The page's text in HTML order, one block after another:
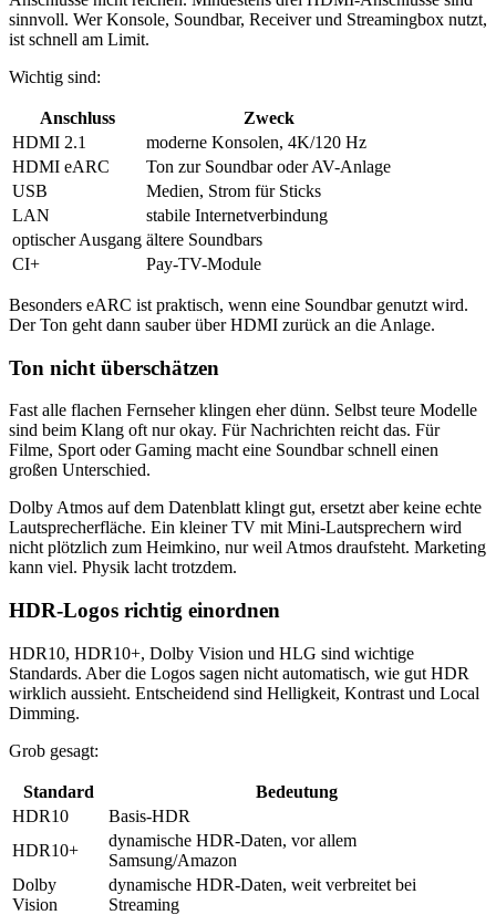
sinnvoll. Wer Konsole, Soundbar, Receiver und Streamingbox nutzt,
ist schnell am Limit.
Wichtig sind:
Anschluss
Zweck
HDMI 2.1
moderne Konsolen, 4K/120 Hz
HDMI eARC
Ton zur Soundbar oder AV-Anlage
USB
Medien, Strom für Sticks
LAN
stabile Internetverbindung
optischer Ausgang ältere Soundbars
CI+
Pay-TV-Module
Besonders eARC ist praktisch, wenn eine Soundbar genutzt wird.
Der Ton geht dann sauber über HDMI zurück an die Anlage.
Ton nicht überschätzen
Fast alle flachen Fernseher klingen eher dünn. Selbst teure Modelle
sind beim Klang oft nur okay. Für Nachrichten reicht das. Für
Filme, Sport oder Gaming macht eine Soundbar schnell einen
großen Unterschied.
Dolby Atmos auf dem Datenblatt klingt gut, ersetzt aber keine echte
Lautsprecherfläche. Ein kleiner TV mit Mini-Lautsprechern wird
nicht plötzlich zum Heimkino, nur weil Atmos draufsteht. Marketing
kann viel. Physik lacht trotzdem.
HDR-Logos richtig einordnen
HDR10, HDR10+, Dolby Vision und HLG sind wichtige
Standards. Aber die Logos sagen nicht automatisch, wie gut HDR
wirklich aussieht. Entscheidend sind Helligkeit, Kontrast und Local
Dimming.
Grob gesagt:
Standard
Bedeutung
HDR10
Basis-HDR
HDR10+
dynamische HDR-Daten, vor allem
Samsung/Amazon
Dolby
Vision
dynamische HDR-Daten, weit verbreitet bei
Streaming